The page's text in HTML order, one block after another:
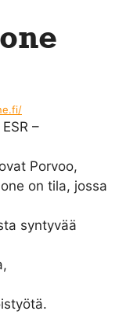
–
Porvoo,
on tila, jossa
syntyvää